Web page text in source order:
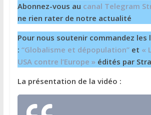
Abonnez-vous au canal Telegram
ne rien rater de notre actualité
Pour nous soutenir commandez les
: “Globalisme et dépopulation”et «
USA contre l’Europe » édités par
La présentation de la vidéo :